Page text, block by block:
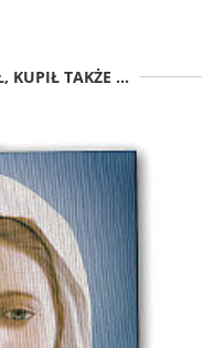
KUPIŁ TAKŻE ...